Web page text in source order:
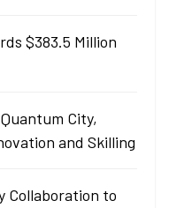
$383.5 Million
City,
and Skilling
Collaboration to